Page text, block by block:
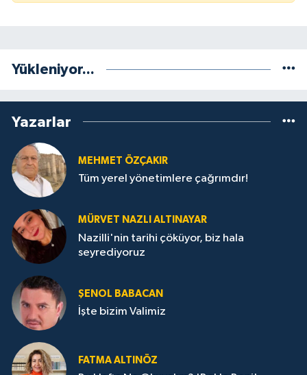
Yükleniyor...
Yazarlar
MEHMET ÖZÇAKIR
Tüm yerel yönetimlere çağrımdır!
MÜRVET NAZLI ALTINAYAR
Nazilli'nin tarihi çöküyor, biz hala
seyrediyoruz
ŞENOL BABACAN
İşte bizim Valimiz
FATMA ALTINÖZ